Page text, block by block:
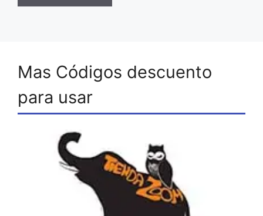
Mas Códigos descuento
para usar